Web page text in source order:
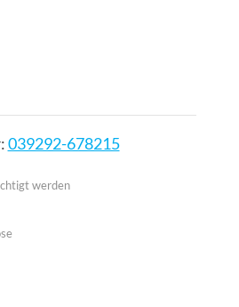
039292-678215
werden